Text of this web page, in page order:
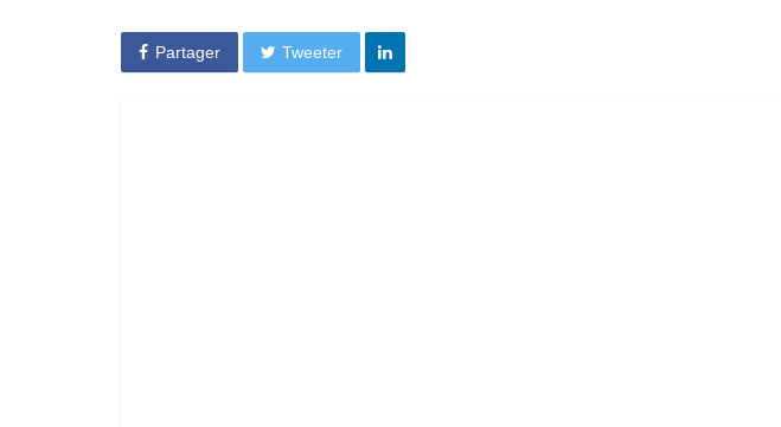
Partager Tweeter